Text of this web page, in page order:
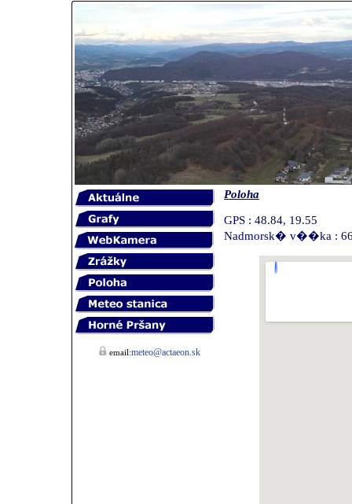
email:meteo@actaeon.sk
Poloha
GPS : 48.84, 19.55
Nadmorsk� v��ka :